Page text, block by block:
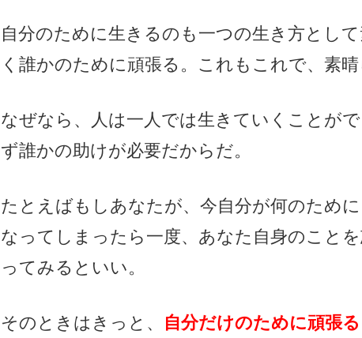
自分のために生きるのも一つの生き方とし
く誰かのために頑張る。これもこれで、素
なぜなら、人は一人では生きていくことが
ず誰かの助けが必要だからだ。
たとえばもしあなたが、今自分が何のため
なってしまったら一度、あなた自身のこと
ってみるといい。
そのときはきっと、
自分だけのために頑張